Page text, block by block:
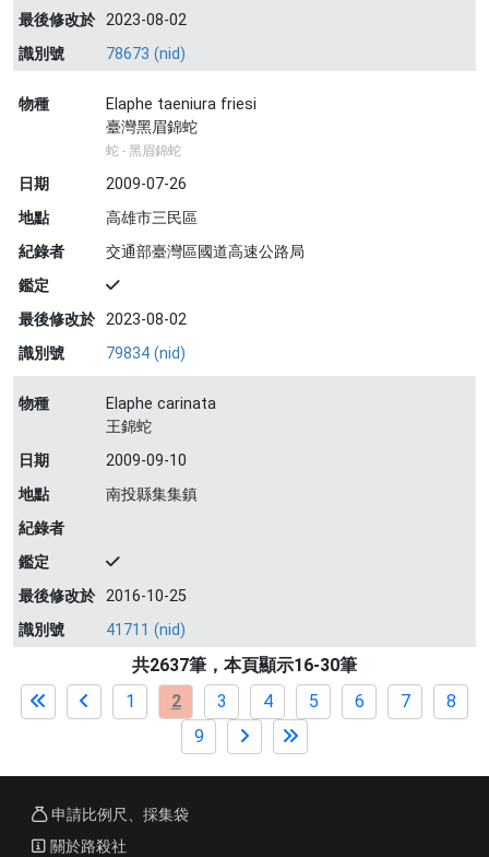
最後修改於 2023-08-02
識別號
78673 (nid)
物種
Elaphe taeniura friesi
臺灣黑眉錦蛇
蛇 - 黑眉錦蛇
日期
2009-07-26
地點
高雄市三民區
紀錄者
交通部臺灣區國道高速公路局
鑑定
最後修改於 2023-08-02
識別號
79834 (nid)
物種
Elaphe carinata
王錦蛇
日期
2009-09-10
地點
南投縣集集鎮
紀錄者
鑑定
最後修改於 2016-10-25
識別號
41711 (nid)
共2637筆，本頁顯示16-30筆
1
2 3 4 5 6 7
8
9
申請比例尺、採集袋
關於路殺社